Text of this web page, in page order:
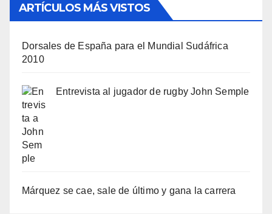
ARTÍCULOS MÁS VISTOS
Dorsales de España para el Mundial Sudáfrica
2010
Entrevista al jugador de rugby John Semple
Márquez se cae, sale de último y gana la carrera